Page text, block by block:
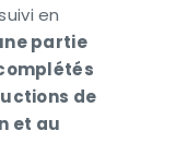
en
partie
de
et au